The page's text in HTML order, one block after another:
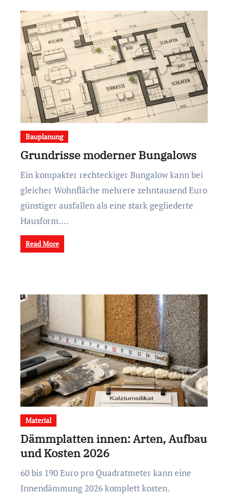
Bauplanung
Grundrisse moderner Bungalows
Ein kompakter rechteckiger Bungalow kann bei
gleicher Wohnfläche mehrere zehntausend Euro
günstiger ausfallen als eine stark gegliederte
Hausform.…
Read More
Material
Dämmplatten innen: Arten, Aufbau
und Kosten 2026
60 bis 190 Euro pro Quadratmeter kann eine
Innendämmung 2026 komplett kosten.